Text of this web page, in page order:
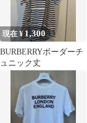
現在 ¥1,300
BURBERRYボーダーチ
ュニック丈